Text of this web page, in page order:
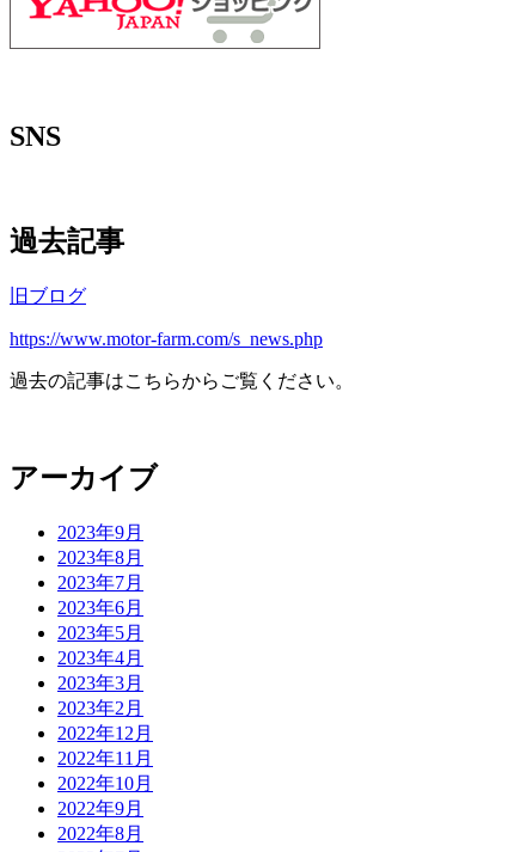
SNS
過去記事
旧ブログ
https://www.motor-farm.com/s_news.php
過去の記事はこちらからご覧ください。
アーカイブ
2023年9月
2023年8月
2023年7月
2023年6月
2023年5月
2023年4月
2023年3月
2023年2月
2022年12月
2022年11月
2022年10月
2022年9月
2022年8月